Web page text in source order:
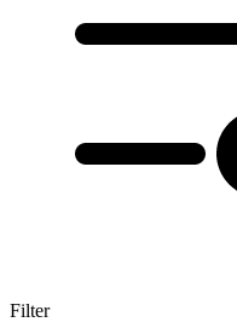
Filter